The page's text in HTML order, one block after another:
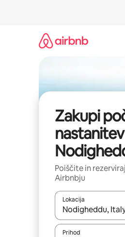
Zakupi
Poiščite in
Airbnbju
Lokacija
Ko so rezultati na
Prihod